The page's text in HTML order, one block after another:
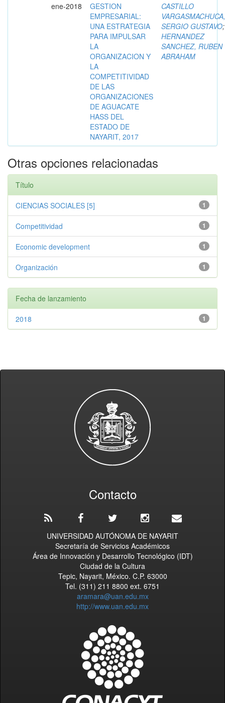
ene-2018
GESTION
EMPRESARIAL:
UNA ESTRATEGIA
PARA IMPULSAR
LA
ORGANIZACION Y
LA
COMPETITIVIDAD
DE LAS
ORGANIZACIONES
DE AGUACATE
HASS DEL
ESTADO DE
NAYARIT, 2017
CASTILLO
VARGASMACHUCA,
SERGIO GUSTAVO;
HERNANDEZ
SANCHEZ, RUBEN
ABRAHAM
Otras opciones relacionadas
Título
1
CIENCIAS SOCIALES [5]
1
Competitividad
1
Economic development
1
Organización
Fecha de lanzamiento
1
2018
Contacto
UNIVERSIDAD AUTÓNOMA DE NAYARIT
Secretaría de Servicios Académicos
Área de Innovación y Desarrollo Tecnológico (IDT)
Ciudad de la Cultura
Tepic, Nayarit, México. C.P. 63000
Tel. (311) 211 8800 ext. 6751
aramara@uan.edu.mx
http://www.uan.edu.mx